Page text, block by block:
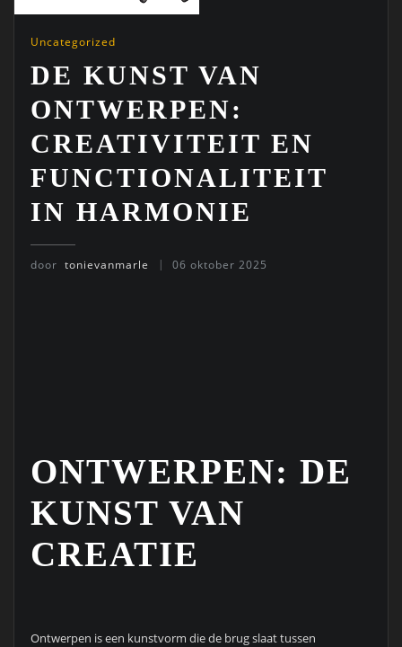
Uncategorized
DE KUNST VAN
ONTWERPEN:
CREATIVITEIT EN
FUNCTIONALITEIT
IN HARMONIE
door tonievanmarle 06 oktober 2025
ONTWERPEN: DE
KUNST VAN
CREATIE
Ontwerpen is een kunstvorm die de brug slaat tussen